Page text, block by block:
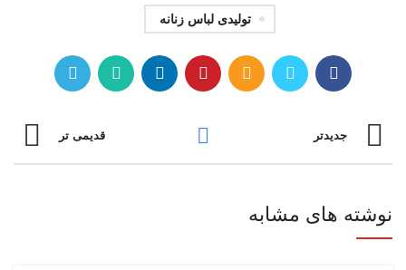
تولیدی لباس زنانه
جدیدتر قدیمی تر
نوشته های مشابه